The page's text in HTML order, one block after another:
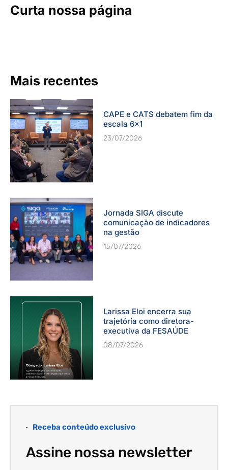
Curta nossa página
Mais recentes
CAPE e CATS debatem fim da
escala 6×1
23/07/2026
Jornada SIGA discute
comunicação de indicadores
na gestão
15/07/2026
Larissa Eloi encerra sua
trajetória como diretora-
executiva da FESAÚDE
08/07/2026
Receba conteúdo exclusivo
Assine nossa newsletter